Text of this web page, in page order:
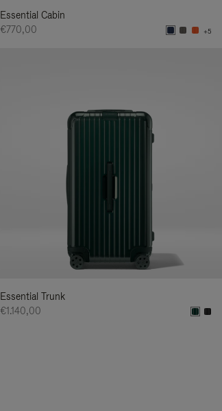
Essential Cabin
€770,00
+5
Essential Trunk
€1.140,00